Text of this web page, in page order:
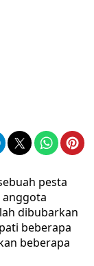
pesta
dibubarkan
beberapa
beberapa